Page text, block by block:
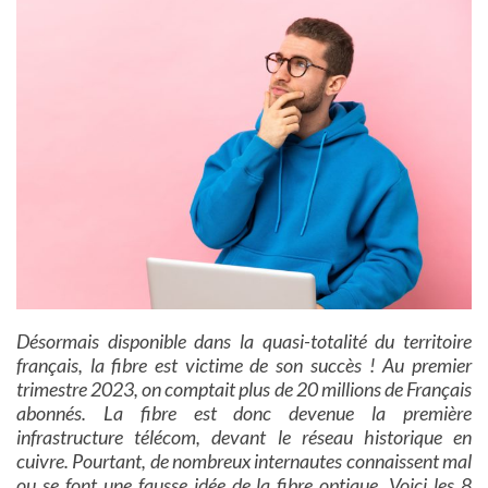
Désormais disponible dans la quasi-totalité du territoire
français, la fibre est victime de son succès ! Au premier
trimestre 2023, on comptait plus de 20 millions de Français
abonnés. La fibre est donc devenue la première
infrastructure télécom, devant le réseau historique en
cuivre. Pourtant, de nombreux internautes connaissent mal